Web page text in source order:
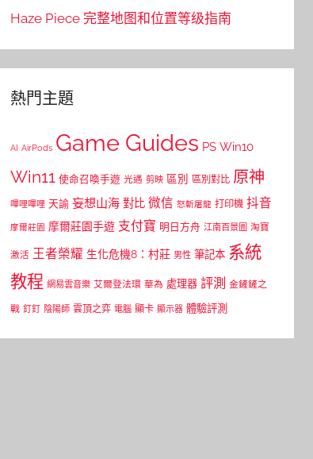
Haze Piece 完整地图和位置等级指南
熱門主題
AI AirPods Game Guides PS Win10
Win11 使命召喚手遊 光遇 剪映 區別 區別對比 原神
嗶哩嗶哩 天諭 妄想山海 對比 微信 怒斬屠龍 打印機 抖音
摩爾莊園 摩爾莊園手遊 支付寶 明日方舟 江南百景圖 淘寶
激活 王者榮耀 生化危機8：村莊 男性 筆記本 系統
教程 網易雲音樂 艾爾登法環 華為 處理器 評測 金鏟鏟之
戰 釘釘 陰陽師 雲頂之弈 電腦 顯卡 顯示器 體驗評測